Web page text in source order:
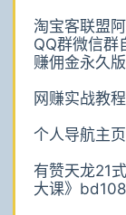
淘宝客联盟
QQ群微信群
赚佣金永久
网赚实战教
个人导航主
有赞天龙21
大课》